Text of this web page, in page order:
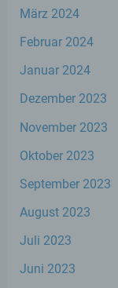
März 2024
Februar 2024
Januar 2024
Dezember 2023
November 2023
Oktober 2023
September 2023
August 2023
Juli 2023
Juni 2023
e)
oder